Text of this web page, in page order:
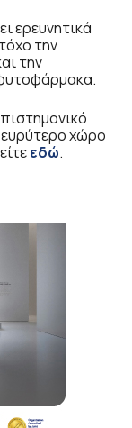
ερευνητικά
την
την
ευρύτερο χώρο
εδώ.